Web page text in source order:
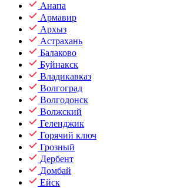
Анапа
Армавир
Архыз
Астрахань
Балаково
Буйнакск
Владикавказ
Волгоград
Волгодонск
Волжский
Геленджик
Горячий ключ
Грозный
Дербент
Домбай
Ейск